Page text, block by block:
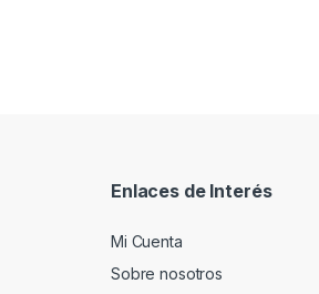
Enlaces de Interés
Mi Cuenta
Sobre nosotros